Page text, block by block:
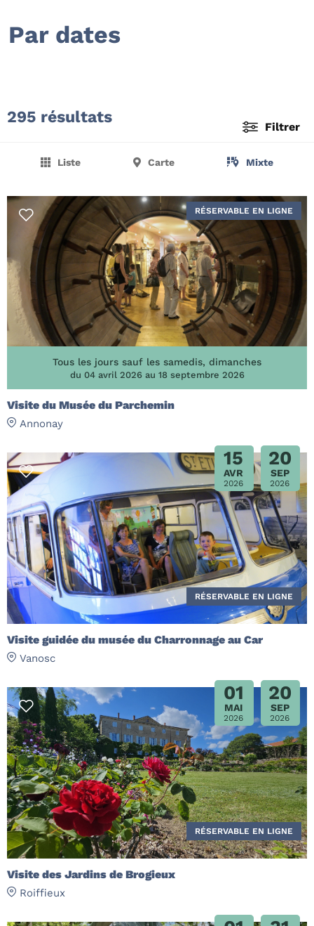
Par dates
295 résultats
Filtrer
Liste Carte Mixte
Tous les jours sauf les samedis, dimanches
du 04 avril 2026 au 18 septembre 2026
Visite du Musée du Parchemin
Annonay
RÉSERVABLE EN LIGNE
15
AVR
2026
20
SEP
2026
Visite guidée du musée du Charronnage au Car
Vanosc
RÉSERVABLE EN LIGNE
01
MAI
2026
20
SEP
2026
Visite des Jardins de Brogieux
Roiffieux
RÉSERVABLE EN LIGNE